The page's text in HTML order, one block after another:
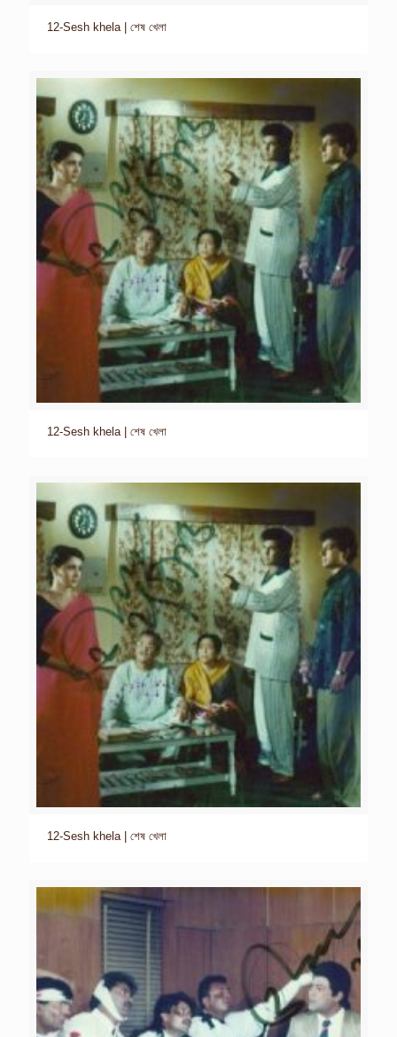
12-Sesh khela | শেষ খেলা
12-Sesh khela | শেষ খেলা
12-Sesh khela | শেষ খেলা